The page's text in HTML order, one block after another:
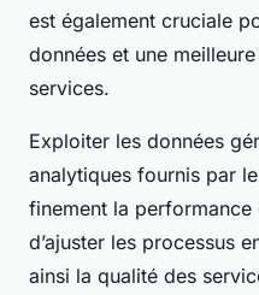
est également cruciale
données et une
services.
Exploiter les données
analytiques fournis par
finement la performance
d’ajuster les processus
ainsi la qualité des